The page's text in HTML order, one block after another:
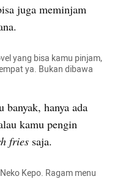
juga meminjam
yang bisa kamu pinjam,
ya. Bukan dibawa
banyak, hanya ada
kamu pengin
fries saja.
Kepo. Ragam menu